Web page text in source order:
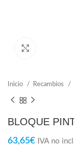
Inicio Recambios
BLOQUE
63,65€ IVA no